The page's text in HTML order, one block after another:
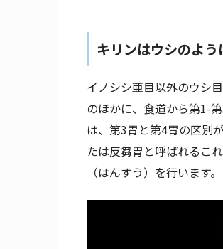
キリンはウシのよ
イノシシ亜目以外のウシ
のほかに、食道から第1-
は、第3胃と第4胃の区別
たは反芻胃と呼ばれるこ
（はんすう）を行います。